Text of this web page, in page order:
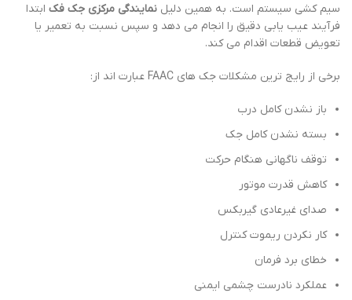
سیم کشی سیستم است. به همین دلیل نمایندگی مرکزی جک فک ابتدا
فرآیند عیب یابی دقیق را انجام می دهد و سپس نسبت به تعمیر یا
تعویض قطعات اقدام می کند.
برخی از رایج ترین مشکلات جک های FAAC عبارت اند از:
باز نشدن کامل درب
بسته نشدن کامل جک
توقف ناگهانی هنگام حرکت
کاهش قدرت موتور
صدای غیرعادی گیربکس
کار نکردن ریموت کنترل
خطای برد فرمان
عملکرد نادرست چشمی ایمنی